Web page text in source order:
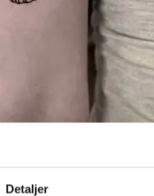
Detaljer